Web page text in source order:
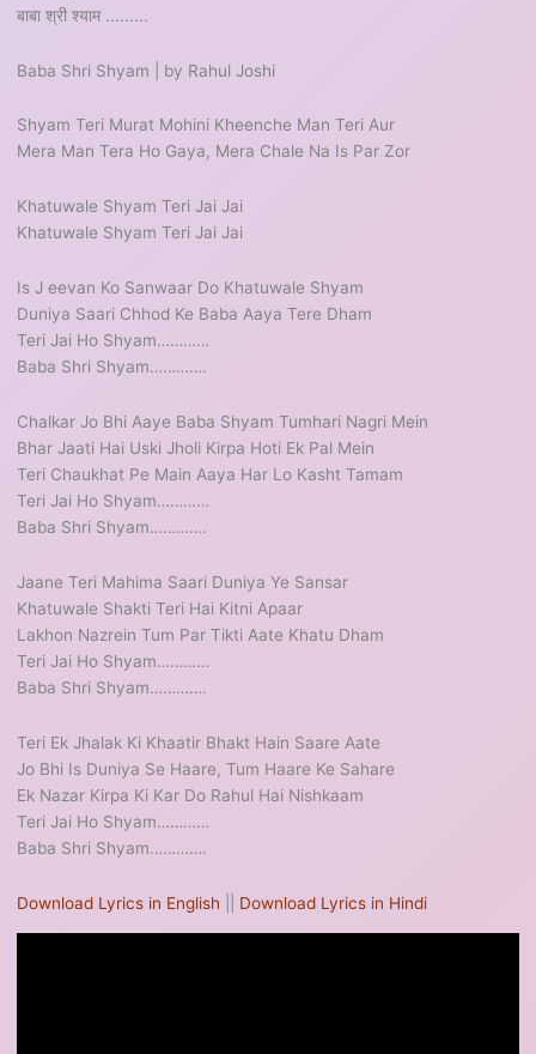
बाबा श्री श्याम .........
Baba Shri Shyam | by Rahul Joshi
Shyam Teri Murat Mohini Kheenche Man Teri Aur
Mera Man Tera Ho Gaya, Mera Chale Na Is Par Zor
Khatuwale Shyam Teri Jai Jai
Khatuwale Shyam Teri Jai Jai
Is J eevan Ko Sanwaar Do Khatuwale Shyam
Duniya Saari Chhod Ke Baba Aaya Tere Dham
Teri Jai Ho Shyam…………
Baba Shri Shyam………….
Chalkar Jo Bhi Aaye Baba Shyam Tumhari Nagri Mein
Bhar Jaati Hai Uski Jholi Kirpa Hoti Ek Pal Mein
Teri Chaukhat Pe Main Aaya Har Lo Kasht Tamam
Teri Jai Ho Shyam…………
Baba Shri Shyam………….
Jaane Teri Mahima Saari Duniya Ye Sansar
Khatuwale Shakti Teri Hai Kitni Apaar
Lakhon Nazrein Tum Par Tikti Aate Khatu Dham
Teri Jai Ho Shyam…………
Baba Shri Shyam………….
Teri Ek Jhalak Ki Khaatir Bhakt Hain Saare Aate
Jo Bhi Is Duniya Se Haare, Tum Haare Ke Sahare
Ek Nazar Kirpa Ki Kar Do Rahul Hai Nishkaam
Teri Jai Ho Shyam…………
Baba Shri Shyam………….
Download Lyrics in English Download Lyrics in Hindi